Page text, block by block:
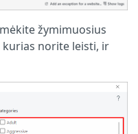
žymimuosius
norite leisti, ir